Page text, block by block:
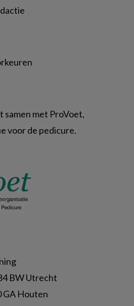
BW Utrecht
GA Houten
met ProVoet,
voor de pedicure.